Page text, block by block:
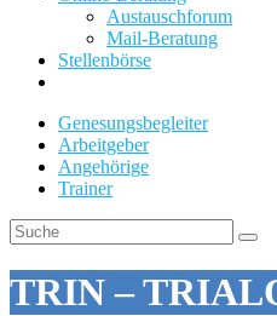
Austauschforum
Mail-Beratung
Stellenbörse
Genesungsbegleiter
Arbeitgeber
Angehörige
Trainer
TRIN –